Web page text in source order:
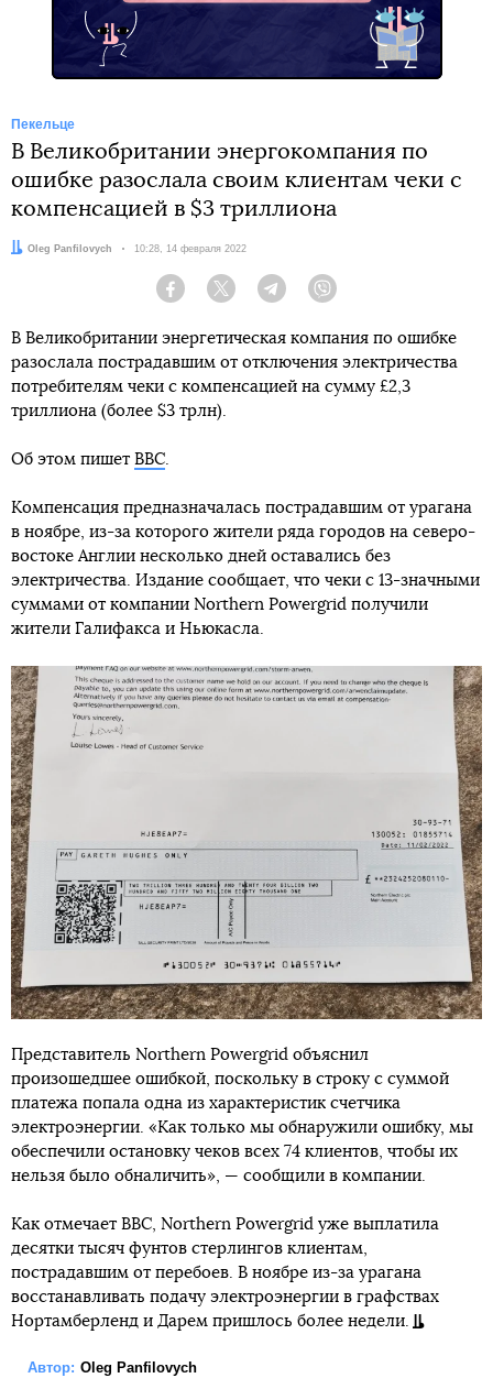
Пекельце
В Великобритании энергокомпания по
ошибке разослала своим клиентам чеки с
компенсацией в $3 триллиона
Автор:
Oleg Panfilovych Дата:
10:28, 14 февраля 2022
Facebook Twitter Telegram
В Великобритании энергетическая компания по ошибке
разослала пострадавшим от отключения электричества
потребителям чеки с компенсацией на сумму £2,3
триллиона (более $3 трлн).
Об этом пишет BBC.
Компенсация предназначалась пострадавшим от урагана
в ноябре, из-за которого жители ряда городов на северо-
востоке Англии несколько дней оставались без
электричества. Издание сообщает, что чеки с 13-значными
суммами от компании Northern Powergrid получили
жители Галифакса и Ньюкасла.
Представитель Northern Powergrid объяснил
произошедшее ошибкой, поскольку в строку с суммой
платежа попала одна из характеристик счетчика
электроэнергии. «Как только мы обнаружили ошибку, мы
обеспечили остановку чеков всех 74 клиентов, чтобы их
нельзя было обналичить», — сообщили в компании.
Как отмечает BBC, Northern Powergrid уже выплатила
десятки тысяч фунтов стерлингов клиентам,
пострадавшим от перебоев. В ноябре из-за урагана
восстанавливать подачу электроэнергии в графствах
Нортамберленд и Дарем пришлось более недели.
Автор: Oleg Panfilovych